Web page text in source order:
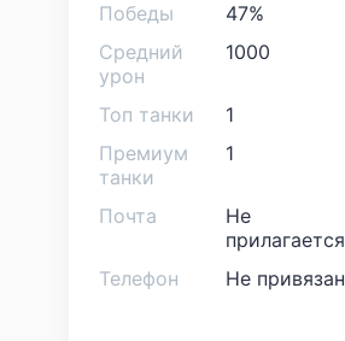
Победы
47%
Средний
урон
1000
Топ танки
1
Премиум
танки
1
Почта
Не
прилагается
Телефон
Не привязан